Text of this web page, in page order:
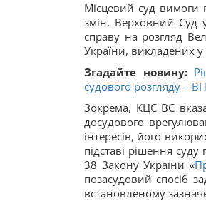
Місцевий суд вимоги
змін. Верховний Суд у
справу на розгляд
України, викладених у
Згадайте новину:
судового розгляду –
Зокрема, КЦС ВС
досудового
інтересів, його
підставі рішення
38 Закону України «
позасудовий спосіб
встановленому